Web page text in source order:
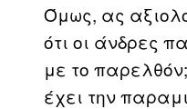
Όμως, ας
ότι οι άνδρες
με το
έχει την